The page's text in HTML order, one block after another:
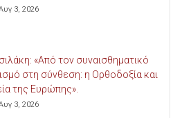
3, 2026
«Από τον συναισθηματικό
στη σύνθεση: η Ορθοδοξία και
της Ευρώπης».
3, 2026